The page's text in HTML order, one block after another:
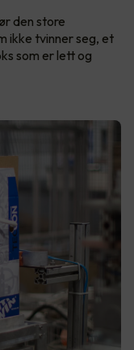
den store
ikke tvinner seg, et
som er lett og